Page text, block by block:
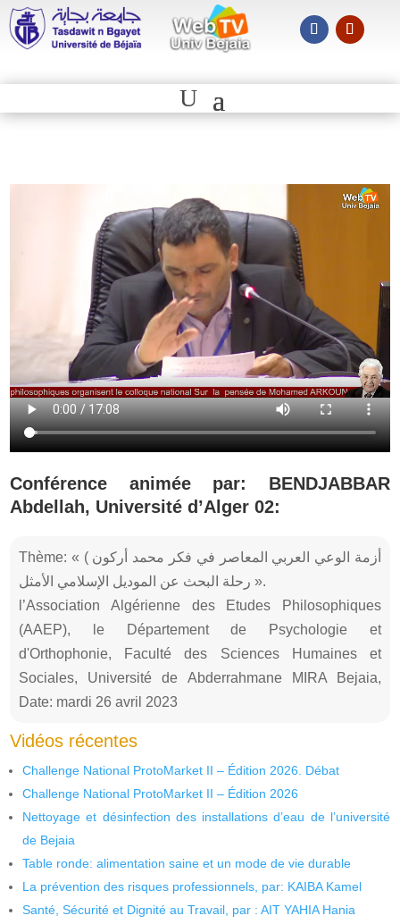
Conférence animée par: BENDJABBAR
Abdellah, Université d’Alger 02:
Thème: « أزمة الوعي العربي المعاصر في فكر محمد أركون )
رحلة البحث عن الموديل الإسلامي الأمثل ».
l’Association Algérienne des Etudes Philosophiques
(AAEP), le Département de Psychologie et
d'Orthophonie, Faculté des Sciences Humaines et
Sociales, Université de Abderrahmane MIRA Bejaia,
Date: mardi 26 avril 2023
Vidéos récentes
Challenge National ProtoMarket II – Édition 2026. Débat
Challenge National ProtoMarket II – Édition 2026
Nettoyage et désinfection des installations d’eau de l’université
de Bejaia
Table ronde: alimentation saine et un mode de vie durable
La prévention des risques professionnels, par: KAIBA Kamel
Santé, Sécurité et Dignité au Travail, par : AIT YAHIA Hania